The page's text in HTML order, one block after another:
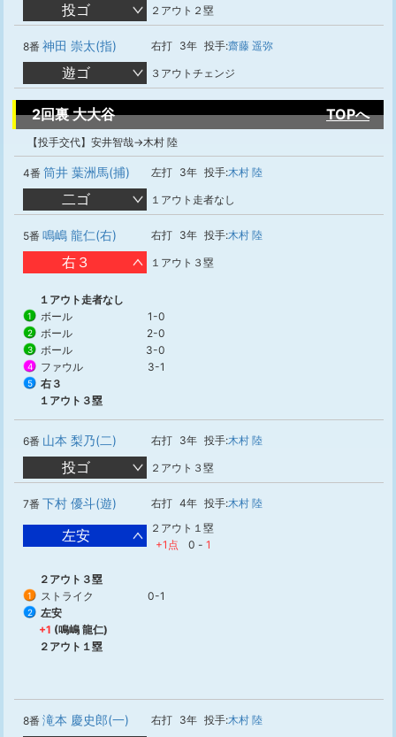
投ゴ ２アウト２塁
8番 神田 崇太(指) 右打 3年 投手:齋藤 遥弥
遊ゴ ３アウトチェンジ
2回裏 大大谷 TOPへ
【投手交代】安井智哉→木村 陸
4番 筒井 葉洲馬(捕) 左打 3年 投手:木村 陸
二ゴ １アウト走者なし
5番 鳴嶋 龍仁(右) 右打 3年 投手:木村 陸
右３ １アウト３塁
１アウト走者なし
1 ボール 1-0
2 ボール 2-0
3 ボール 3-0
4 ファウル 3-1
5
右３
１アウト３塁
6番 山本 梨乃(二) 右打 3年 投手:木村 陸
投ゴ ２アウト３塁
7番 下村 優斗(遊) 右打 4年 投手:木村 陸
左安
２アウト１塁
+1点
0 - 1
２アウト３塁
1 ストライク 0-1
2
左安
+1 (鳴嶋 龍仁)
２アウト１塁
8番 滝本 慶史郎(一) 右打 3年 投手:木村 陸